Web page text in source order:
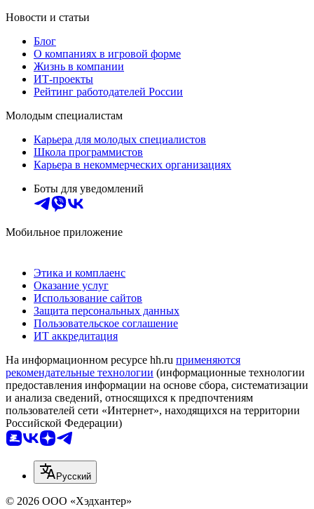
Новости и статьи
Блог
О компаниях в игровой форме
Жизнь в компании
ИТ-проекты
Рейтинг работодателей России
Молодым специалистам
Карьера для молодых специалистов
Школа программистов
Карьера в некоммерческих организациях
Боты для уведомлений
Мобильное приложение
Этика и комплаенс
Оказание услуг
Использование сайтов
Защита персональных данных
Пользовательское соглашение
ИТ аккредитация
На информационном ресурсе hh.ru применяются
рекомендательные технологии (информационные технологии
предоставления информации на основе сбора, систематизации
и анализа сведений, относящихся к предпочтениям
пользователей сети «Интернет», находящихся на территории
Российской Федерации)
Русский
© 2026 ООО «Хэдхантер»